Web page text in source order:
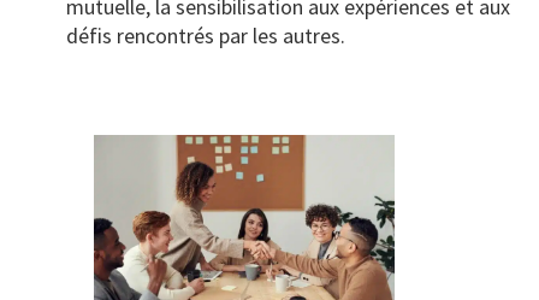
mutuelle, la sensibilisation aux expériences et aux
défis rencontrés par les autres.